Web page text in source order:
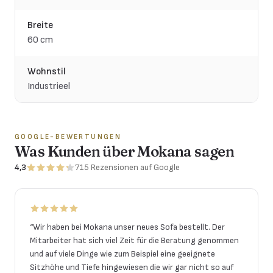
Breite
60 cm
Wohnstil
Industrieel
GOOGLE-BEWERTUNGEN
Was Kunden über Mokana sagen
4,3 715 Rezensionen auf Google
“Wir haben bei Mokana unser neues Sofa bestellt. Der
Mitarbeiter hat sich viel Zeit für die Beratung genommen
und auf viele Dinge wie zum Beispiel eine geeignete
Sitzhöhe und Tiefe hingewiesen die wir gar nicht so auf